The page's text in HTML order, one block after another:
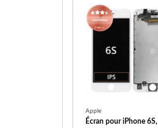
Apple
Écran pour iPhone 6S,